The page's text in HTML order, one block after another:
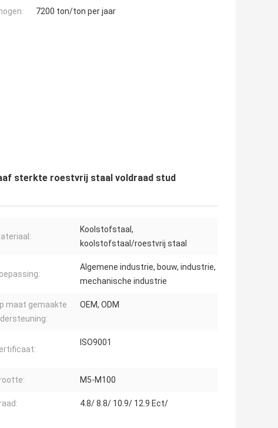
7200 ton/ton per jaar
sterkte roestvrij staal voldraad stud
Koolstofstaal,
koolstofstaal/roestvrij staal
Algemene industrie, bouw, industrie,
mechanische industrie
maat gemaakte
OEM, ODM
ISO9001
M5-M100
4.8/ 8.8/ 10.9/ 12.9 Ect/